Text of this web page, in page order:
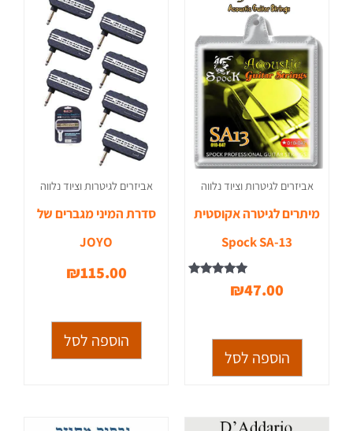
אביזרים לגיטרות וציוד נלווה
מיתרים לגיטרה אקוסטית
Spock SA-13
₪47.00
הוספה לסל
אביזרים לגיטרות וציוד נלווה
סדרת המיני מגברים של
JOYO
₪115.00
הוספה לסל